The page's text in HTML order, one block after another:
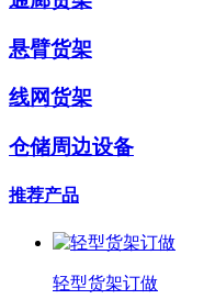
悬臂货架
线网货架
仓储周边设备
推荐产品
轻型货架订做